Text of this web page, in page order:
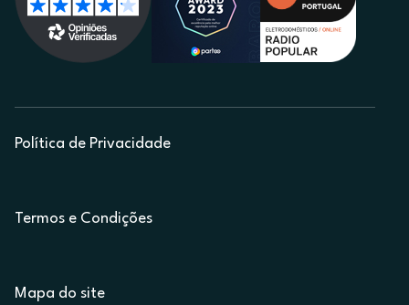
Política de Privacidade
Termos e Condições
Mapa do site